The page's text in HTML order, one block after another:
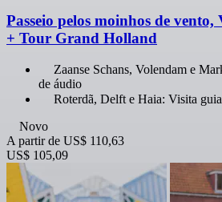
Passeio pelos moinhos de
+ Tour Grand Holland
Zaanse Schans, Volendam e
de áudio
Roterdã, Delft e Haia: Visita
Novo
A partir de US$ 110,63
US$ 105,09